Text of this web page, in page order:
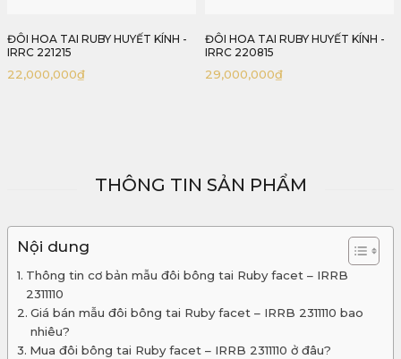
ĐÔI HOA TAI RUBY HUYẾT KÍNH -
IRRC 220815
29,000,000₫
ĐÔI HOA TAI RUBY HUYẾT KÍNH
ĐƠN GIẢN 2,23CT - IRRC 235223
THÔNG TIN SẢN PHẨM
Nội dung
Thông tin cơ bản mẫu đôi bông tai Ruby facet – IRRB
2311110
Giá bán mẫu đôi bông tai Ruby facet – IRRB 2311110 bao
nhiêu?
Mua đôi bông tai Ruby facet – IRRB 2311110 ở đâu?